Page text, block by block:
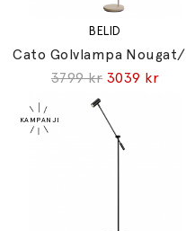
BELID
3799 kr 3039 kr